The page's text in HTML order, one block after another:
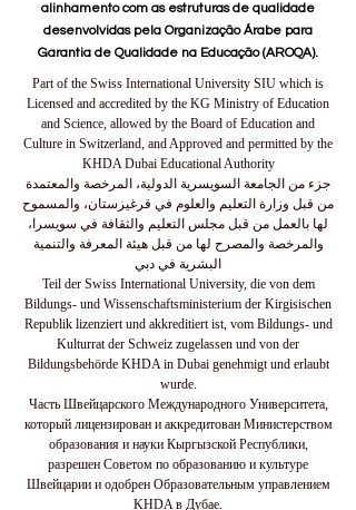
alinhamento com as estruturas de qualidade
desenvolvidas pela Organização Árabe para
Garantia de Qualidade na Educação (AROQA).
Part of the Swiss International University SIU which is
Licensed and accredited by the KG Ministry of Education
and Science, allowed by the Board of Education and
Culture in Switzerland, and Approved and permitted by the
KHDA Dubai Educational Authority
جزء من الجامعة السويسرية الدولية، المرخصة والمعتمدة
من قبل وزارة التعليم والعلوم في قرغيزستان، والمسموح
لها بالعمل من قبل مجلس التعليم والثقافة في سويسرا،
والمرخصة والمصرح لها من قبل هيئة المعرفة والتنمية
البشرية في دبي
Teil der Swiss International University, die von dem
Bildungs- und Wissenschaftsministerium der Kirgisischen
Republik lizenziert und akkreditiert ist, vom Bildungs- und
Kulturrat der Schweiz zugelassen und von der
Bildungsbehörde KHDA in Dubai genehmigt und erlaubt
wurde.
Часть Швейцарского Международного Университета,
который лицензирован и аккредитован Министерством
образования и науки Кыргызской Республики,
разрешен Советом по образованию и культуре
Швейцарии и одобрен Образовательным управлением
KHDA в Дубае.